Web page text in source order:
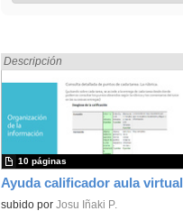
Ayuda calificador aula virtual
Encontrado «EducaMadrid» en:
Descripción
Contenido educativo.
subido por Josu Iñaki P.
10 páginas